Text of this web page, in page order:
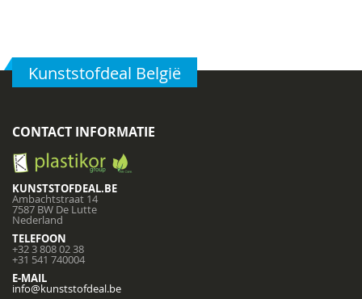
Kunststofdeal België
CONTACT INFORMATIE
KUNSTSTOFDEAL.BE
Ambachtstraat 14
7587 BW De Lutte
Nederland
TELEFOON
+32 3 808 02 38
+31 541 740004
E-MAIL
info@kunststofdeal.be